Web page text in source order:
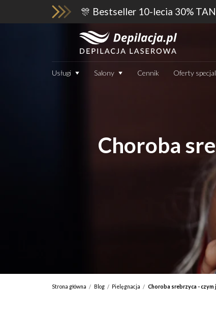
🎊 Bestseller 10-lecia 30%
Usługi Salony Cennik Oferty
Choroba
Strona główna / Blog / Pielęgnacja / Choroba srebrzyca - czym